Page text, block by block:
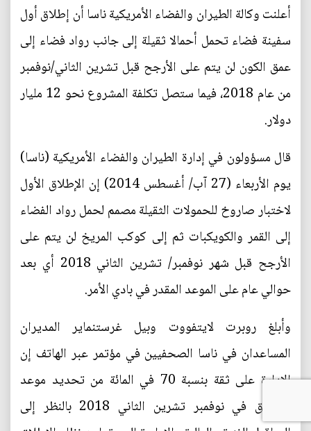
أعلنت وكالة الطيران والفضاء الأمريكية ناسا أن إطلاق أول
سفينة فضاء تحمل أحمالا ثقيلة إلى جانب رواد فضاء إلى
عمق الكون لن يتم على الأرجح قبل تشرين الثاني/نوفمبر
من عام 2018، فيما ستصل تكلفة المشروع نحو 12 مليار
دولار.
قال مسؤولون في إدارة الطيران والفضاء الأمريكية (ناسا)
يوم الأربعاء (27 آب/ أغسطس 2014) إن الإطلاق الأول
لاختبار صاروخ للحمولات الثقيلة مصمم لحمل رواد الفضاء
إلى القمر والكويكبات ثم إلى كوكب المريخ لن يتم على
الأرجح قبل شهر نوفمبر/ تشرين الثاني 2018 أي بعد
حوالي عام على الموعد المقدر في بادي الأمر.
وأبلغ روبرت لايتفووت وبيل غرستنماير المديران
المساعدان في ناسا الصحفيين في مؤتمر عبر الهاتف إن
الإدارة على ثقة بنسبة 70 في المائة من تحديد موعد
الإطلاق في نوفمبر تشرين الثاني 2018 بالنظر إلى